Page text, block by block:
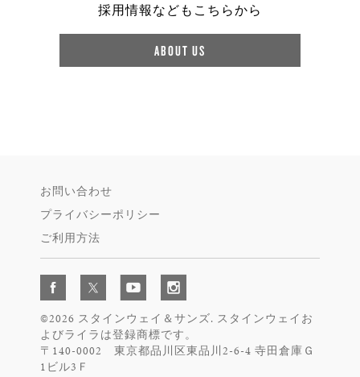
採用情報などもこちらから
ABOUT US
お問い合わせ
プライバシーポリシー
ご利用方法
©2026 スタインウェイ＆サンズ. スタインウェイお
よびライラは登録商標です。
〒140-0002 東京都品川区東品川2-6-4 寺田倉庫Ｇ
1ビル3Ｆ